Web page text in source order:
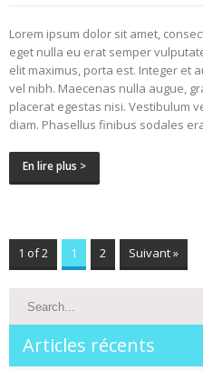
Lorem ipsum dolor sit amet,
eget nulla eu erat semper
elit maximus, porta est. Integer et
vel nibh. Maecenas nulla augue,
placerat egestas nisi. Vestibulum
diam. Phasellus finibus sodales
En lire plus >
1 of 2 1 2 Suivant »
Articles récents